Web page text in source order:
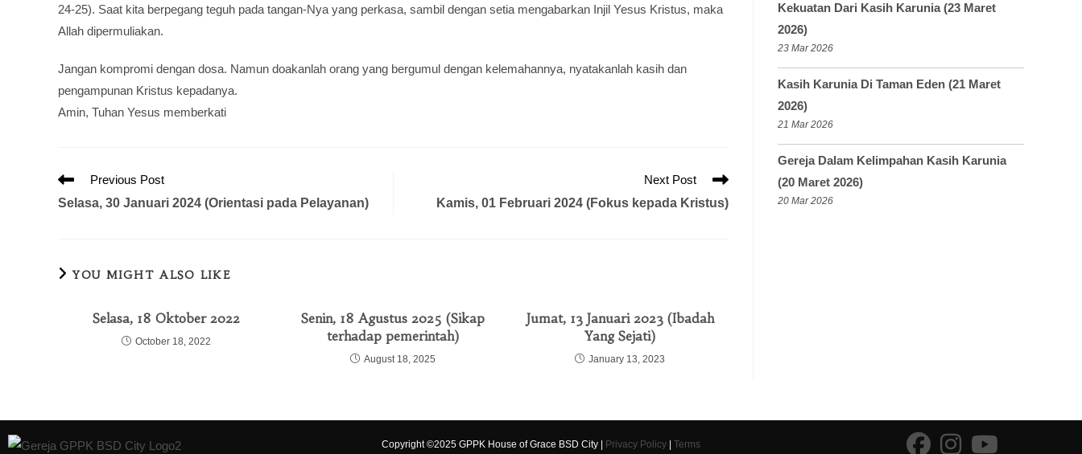
24-25). Saat kita berpegang teguh pada tangan-Nya yang perkasa, sambil dengan setia mengabarkan Injil Yesus Kristus, maka
Allah dipermuliakan.
Jangan kompromi dengan dosa. Namun doakanlah orang yang bergumul dengan kelemahannya, nyatakanlah kasih dan
pengampunan Kristus kepadanya.
Amin, Tuhan Yesus memberkati
Previous Post
Selasa, 30 Januari 2024 (Orientasi pada Pelayanan)
Next Post
Kamis, 01 Februari 2024 (Fokus kepada Kristus)
YOU MIGHT ALSO LIKE
Selasa, 18 Oktober 2022
October 18, 2022
Senin, 18 Agustus 2025 (Sikap
terhadap pemerintah)
August 18, 2025
Jumat, 13 Januari 2023 (Ibadah
Yang Sejati)
January 13, 2023
Kekuatan Dari Kasih Karunia (23 Maret
2026)
23 Mar 2026
Kasih Karunia Di Taman Eden (21 Maret
2026)
21 Mar 2026
Gereja Dalam Kelimpahan Kasih Karunia
(20 Maret 2026)
20 Mar 2026
Copyright ©2025 GPPK House of Grace BSD City | Privacy Policy| Terms